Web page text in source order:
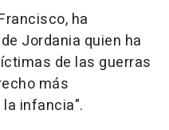
ha
Jordania quien ha
de las guerras
más
infancia".